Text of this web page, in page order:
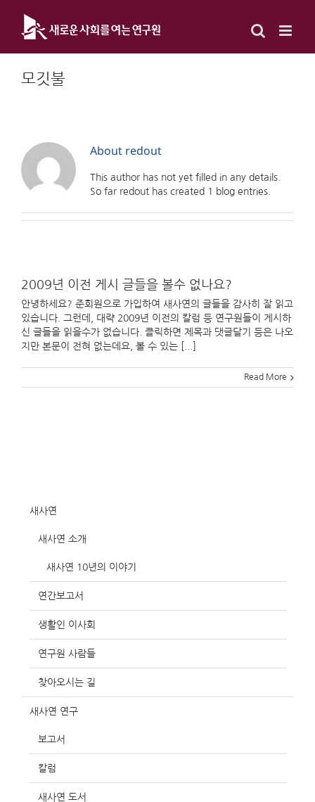
content
모깃불
About redout
This author has not yet filled in any details.
So far redout has created 1 blog entries.
2009년 이전 게시 글들을 볼수 없나요?
안녕하세요? 준회원으로 가입하여 새사연의 글들을 감사히 잘 읽고
있습니다. 그런데, 대략 2009년 이전의 칼럼 등 연구원들이 게시하
신 글들을 읽을수가 없습니다. 클릭하면 제목과 댓글달기 등은 나오
지만 본문이 전혀 없는데요, 볼 수 있는 [...]
Read More
새사연
새사연 소개
새사연 10년의 이야기
연간보고서
생활인 이사회
연구원 사람들
찾아오시는 길
새사연 연구
보고서
칼럼
새사연 도서